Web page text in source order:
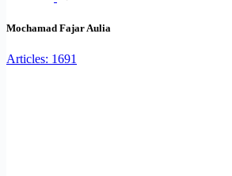
Mochamad Fajar Aulia
Articles: 1691